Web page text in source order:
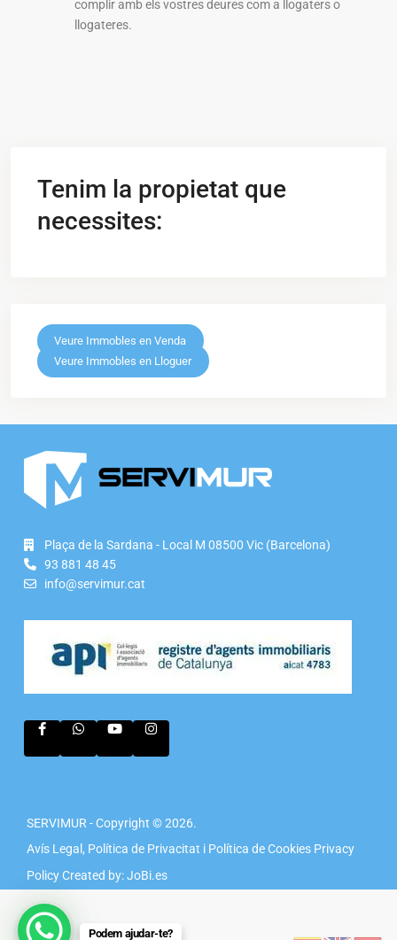
complir amb els vostres deures com a llogaters o
llogateres.
Tenim la propietat que
necessites:
Veure Immobles en Venda
Veure Immobles en Lloguer
Plaça de la Sardana - Local M 08500 Vic (Barcelona)
93 881 48 45
info@servimur.cat
SERVIMUR - Copyright © 2026.
Avís Legal, Política de Privacitat i Política de Cookies Privacy
PolicyCreated by: JoBi.es
Podem ajudar-te?